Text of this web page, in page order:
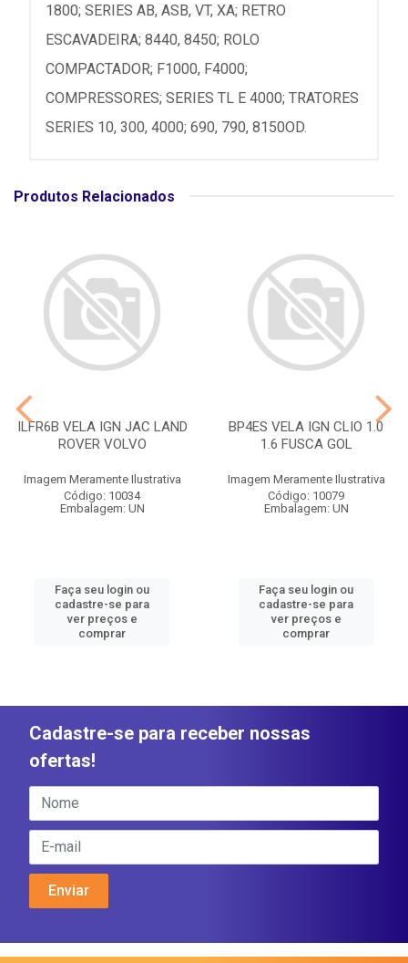
1800; SERIES AB, ASB, VT, XA; RETRO
ESCAVADEIRA; 8440, 8450; ROLO
COMPACTADOR; F1000, F4000;
COMPRESSORES; SERIES TL E 4000; TRATORES
SERIES 10, 300, 4000; 690, 790, 8150OD.
Produtos Relacionados
ILFR6B VELA IGN JAC LAND
ROVER VOLVO
Imagem Meramente Ilustrativa
Código: 10034
Embalagem: UN
Faça seu login ou
cadastre-se para
ver preços e
comprar
BP4ES VELA IGN CLIO 1.0
1.6 FUSCA GOL
Imagem Meramente Ilustrativa
Código: 10079
Embalagem: UN
Faça seu login ou
cadastre-se para
ver preços e
comprar
Cadastre-se para receber nossas
ofertas!